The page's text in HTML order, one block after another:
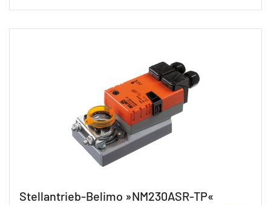
Stellantrieb-Belimo »NM230ASR-TP«